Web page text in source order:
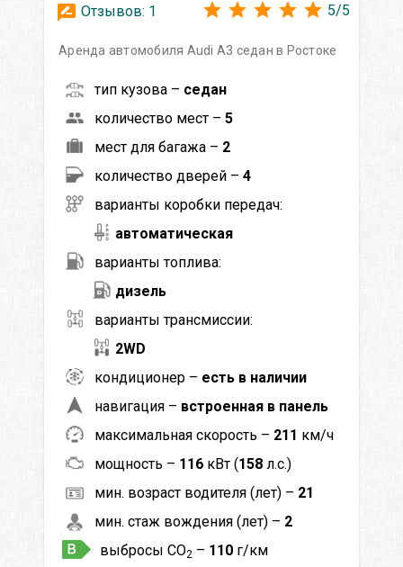
Отзывов: 1 5/5
Аренда автомобиля Audi A3 седан в Ростоке
тип кузова – седан
количество мест – 5
мест для багажа – 2
количество дверей – 4
варианты коробки передач:
автоматическая
варианты топлива:
дизель
варианты трансмиссии:
2WD
кондиционер – есть в наличии
навигация – встроенная в панель
максимальная скорость – 211 км/ч
мощность – 116 кВт (158 л.с.)
мин. возраст водителя (лет) – 21
мин. стаж вождения (лет) – 2
выбросы CO2 – 110 г/км